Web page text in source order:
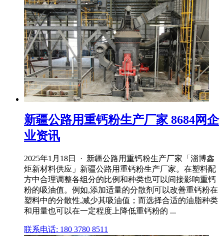
新疆公路用重钙粉生产厂家 8684网企
业资讯
2025年1月18日 · 新疆公路用重钙粉生产厂家「淄博鑫
炬新材料供应」新疆公路用重钙粉生产厂家。在塑料配
方中合理调整各组分的比例和种类也可以间接影响重钙
粉的吸油值。例如,添加适量的分散剂可以改善重钙粉在
塑料中的分散性,减少其吸油值；而选择合适的油脂种类
和用量也可以在一定程度上降低重钙粉的 ...
联系电话: 180 3780 8511